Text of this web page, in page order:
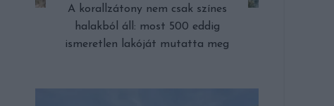
A korallzátony nem csak színes
halakból áll: most 500 eddig
ismeretlen lakóját mutatta meg